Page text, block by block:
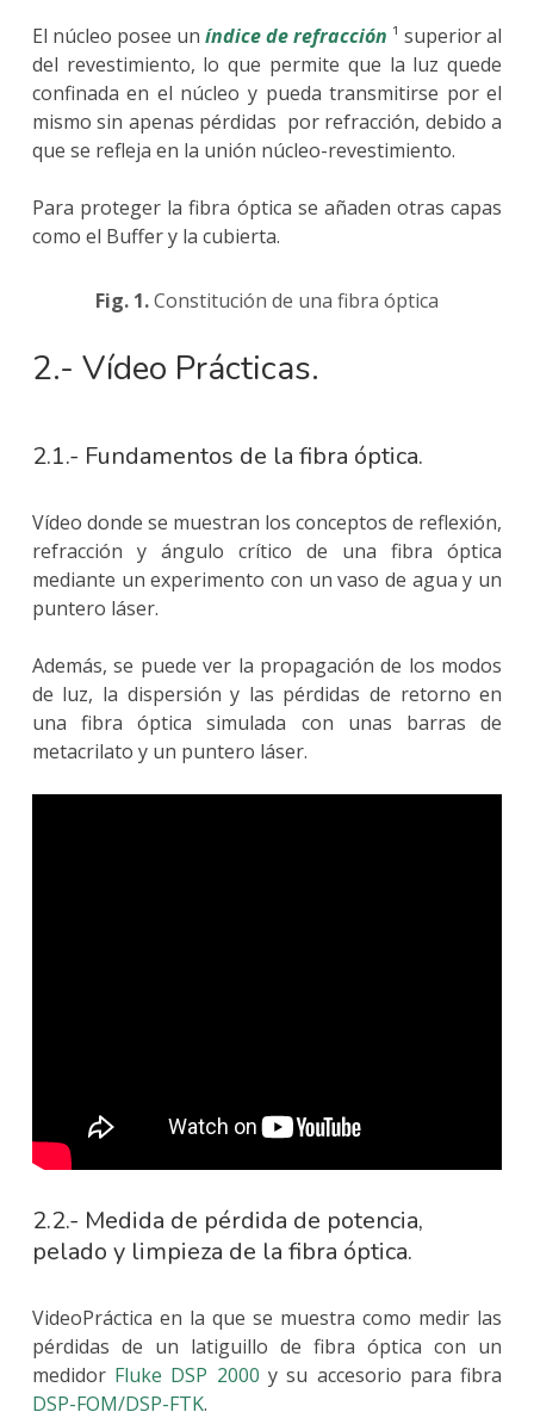
El núcleo posee un índice de refracción ¹ superior al
del revestimiento, lo que permite que la luz quede
confinada en el núcleo y pueda transmitirse por el
mismo sin apenas pérdidas por refracción, debido a
que se refleja en la unión núcleo-revestimiento.
Para proteger la fibra óptica se añaden otras capas
como el Buffer y la cubierta.
Fig. 1.Constitución de una fibra óptica
2.- Vídeo Prácticas.
2.1.- Fundamentos de la fibra óptica.
Vídeo donde se muestran los conceptos de reflexión,
refracción y ángulo crítico de una fibra óptica
mediante un experimento con un vaso de agua y un
puntero láser.
Además, se puede ver la propagación de los modos
de luz, la dispersión y las pérdidas de retorno en
una fibra óptica simulada con unas barras de
metacrilato y un puntero láser.
2.2.- Medida de pérdida de potencia,
pelado y limpieza de la fibra óptica.
VideoPráctica en la que se muestra como medir las
pérdidas de un latiguillo de fibra óptica con un
medidor Fluke DSP 2000 y su accesorio para fibra
DSP-FOM/DSP-FTK.